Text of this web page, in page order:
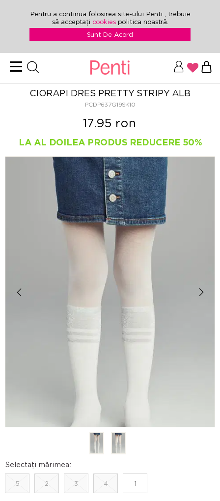
Pentru a continua folosirea site-ului Penti , trebuie
să acceptați cookies politica noastră.
Sunt De Acord
CIORAPI DRES PRETTY STRIPY ALB
PCDP637G19SK10
17.95 ron
LA AL DOILEA PRODUS REDUCERE 50%
Selectați mărimea:
5 2 3 4 1